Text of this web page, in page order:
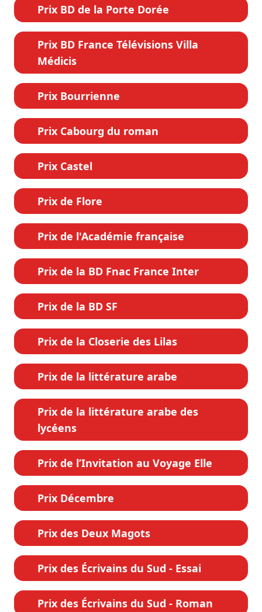
Prix BD de la Porte Dorée
Prix BD France Télévisions Villa
Médicis
Prix Bourrienne
Prix Cabourg du roman
Prix Castel
Prix de Flore
Prix de l'Académie française
Prix de la BD Fnac France Inter
Prix de la BD SF
Prix de la Closerie des Lilas
Prix de la littérature arabe
Prix de la littérature arabe des
lycéens
Prix de l’Invitation au Voyage Elle
Prix Décembre
Prix des Deux Magots
Prix des Écrivains du Sud - Essai
Prix des Écrivains du Sud - Roman